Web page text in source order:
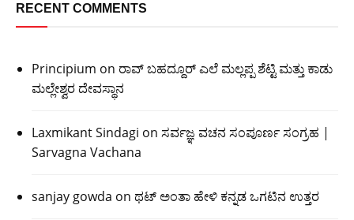
RECENT COMMENTS
Principium on ರಾವ್ ಬಹದ್ದೂರ್ ಎಲೆ ಮಲ್ಲಪ್ಪ ಶೆಟ್ಟಿ ಮತ್ತು ಕಾಡು
ಮಲ್ಲೇಶ್ವರ ದೇವಸ್ಥಾನ
Laxmikant Sindagi on ಸರ್ವಜ್ಞ ವಚನ ಸಂಪೂರ್ಣ ಸಂಗ್ರಹ |
Sarvagna Vachana
sanjay gowda on ಥಟ್ ಅಂತಾ ಹೇಳಿ ಕನ್ನಡ ಒಗಟಿನ ಉತ್ತರ